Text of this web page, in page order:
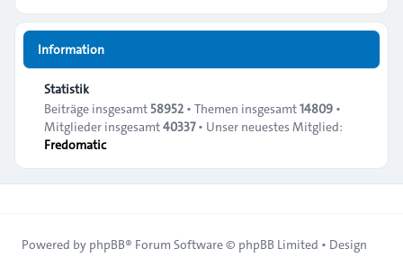
Information
Statistik
Beiträge insgesamt 58952• Themen insgesamt14809•
Mitglieder insgesamt40337• Unser neuestes Mitglied:
Fredomatic
Powered by phpBB® Forum Software © phpBB Limited • Design